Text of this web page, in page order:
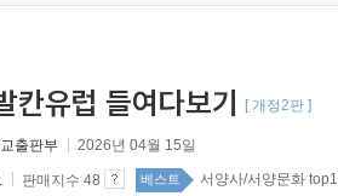
칸유럽 들여다보기 [ 개정2판 ]
출판부 2026년 04월 15일
판매지수 48 베스트 서양사/서양문화